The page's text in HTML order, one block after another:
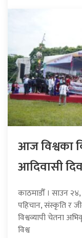
आज विश्वका
आदिवासी
काठमाडौँ । साउन
पहिचान, संस्कृति र
विश्वव्यापी चेतना
विश्व